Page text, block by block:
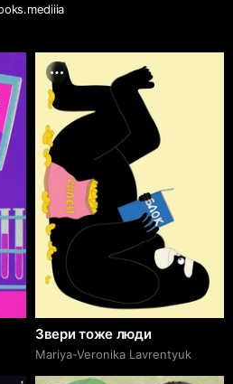
Звери тоже люди
Mariya-Veronika Lavrentyuk